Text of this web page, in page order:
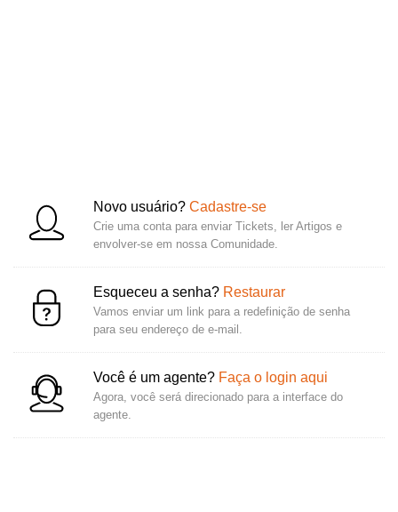
Novo usuário? Cadastre-se
Crie uma conta para enviar Tickets, ler Artigos e
envolver-se em nossa Comunidade.
Esqueceu a senha? Restaurar
Vamos enviar um link para a redefinição de senha
para seu endereço de e-mail.
Você é um agente? Faça o login aqui
Agora, você será direcionado para a interface do
agente.